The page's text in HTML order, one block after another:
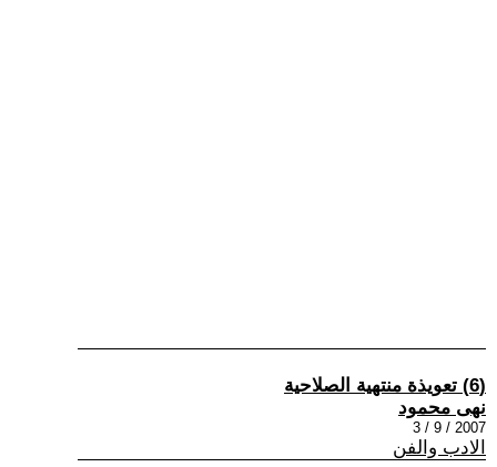
(6) تعويذة منتهية الصلاحية
نهى محمود
2007 / 9 / 3
الادب والفن